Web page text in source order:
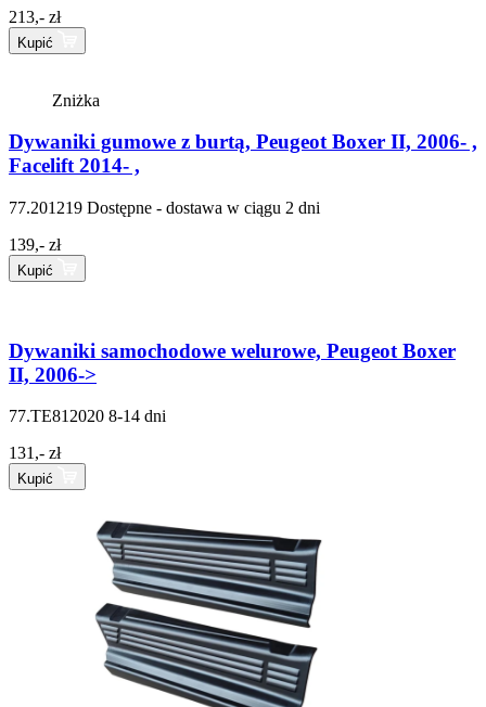
213,- zł
Kupić
Zniżka
Dywaniki gumowe z burtą, Peugeot Boxer II, 2006- ,
Facelift 2014- ,
77.201219 Dostępne - dostawa w ciągu 2 dni
139,- zł
Kupić
Dywaniki samochodowe welurowe, Peugeot Boxer
II, 2006->
77.TE812020 8-14 dni
131,- zł
Kupić